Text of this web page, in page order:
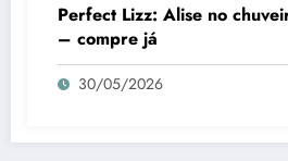
Perfect Lizz: Alise no
– compre já
30/05/2026